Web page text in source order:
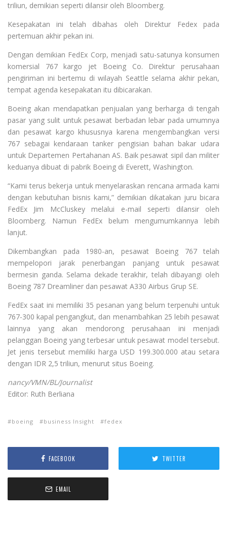
triliun, demikian seperti dilansir oleh Bloomberg.
Kesepakatan ini telah dibahas oleh Direktur Fedex pada
pertemuan akhir pekan ini.
Dengan demikian FedEx Corp, menjadi satu-satunya konsumen
komersial 767 kargo jet Boeing Co. Direktur perusahaan
pengiriman ini bertemu di wilayah Seattle selama akhir pekan,
tempat agenda kesepakatan itu dibicarakan.
Boeing akan mendapatkan penjualan yang berharga di tengah
pasar yang sulit untuk pesawat berbadan lebar pada umumnya
dan pesawat kargo khususnya karena mengembangkan versi
767 sebagai kendaraan tanker pengisian bahan bakar udara
untuk Departemen Pertahanan AS. Baik pesawat sipil dan militer
keduanya dibuat di pabrik Boeing di Everett, Washington.
“Kami terus bekerja untuk menyelaraskan rencana armada kami
dengan kebutuhan bisnis kami,” demikian dikatakan juru bicara
FedEx Jim McCluskey melalui e-mail seperti dilansir oleh
Bloomberg. Namun FedEx belum mengumumkannya lebih
lanjut.
Dikembangkan pada 1980-an, pesawat Boeing 767 telah
mempelopori jarak penerbangan panjang untuk pesawat
bermesin ganda. Selama dekade terakhir, telah dibayangi oleh
Boeing 787 Dreamliner dan pesawat A330 Airbus Grup SE.
FedEx saat ini memiliki 35 pesanan yang belum terpenuhi untuk
767-300 kapal pengangkut, dan menambahkan 25 lebih pesawat
lainnya yang akan mendorong perusahaan ini menjadi
pelanggan Boeing yang terbesar untuk pesawat model tersebut.
Jet jenis tersebut memiliki harga USD 199.300.000 atau setara
dengan IDR 2,5 triliun, menurut situs Boeing.
nancy/VMN/BL/Journalist
Editor: Ruth Berliana
boeing business Insight fedex
FACEBOOK TWITTER
EMAIL